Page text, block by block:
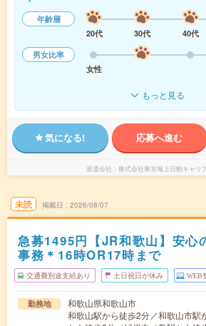
年齢層
20代
30代 40代
男女比率
女性
もっと見る
気になる! 応募へ進む
派遣会社 株式会社東京海上日動キャリ
未読 掲載日 2026/08/07
急募1495円【JR和歌山】安心
事務＊16時OR17時まで
交通費別途支給あり 土日祝日が休み WEB
勤務地
和歌山県和歌山市
和歌山駅から徒歩2分／和歌山市駅